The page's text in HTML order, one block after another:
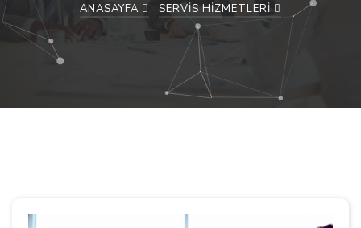
ANASAYFA SERVIS HIZMETLERI